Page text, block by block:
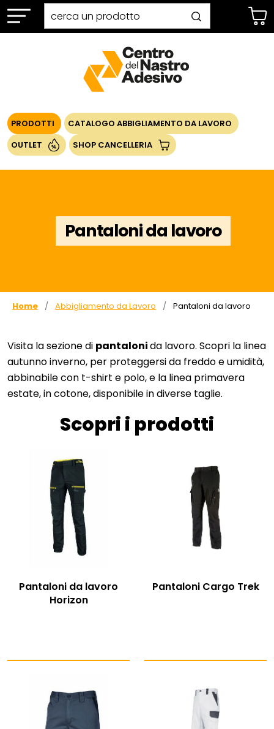
PRODOTTI
CATALOGO ABBIGLIAMENTO DA LAVORO
OUTLET
SHOP CANCELLERIA
Pantaloni da lavoro
Home Abbigliamento da Lavoro Pantaloni da lavoro
Visita la sezione di pantalonida lavoro. Scopri la linea
autunno inverno, per proteggersi da freddo e umidità,
abbinabile con t-shirt e polo, e la linea primavera
estate, in cotone, disponibile in diverse taglie.
Scopri i prodotti
Pantaloni da lavoro
Horizon
Pantaloni Cargo Trek